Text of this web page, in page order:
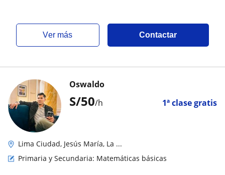
ver más Contactar
S/50/h 1ª clase gratis
Oswaldo
Lima Ciudad, Jesús María, La ...
Primaria y Secundaria: Matemáticas básicas